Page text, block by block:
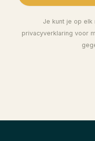
Je kunt je op elk
privacyverklaring voor